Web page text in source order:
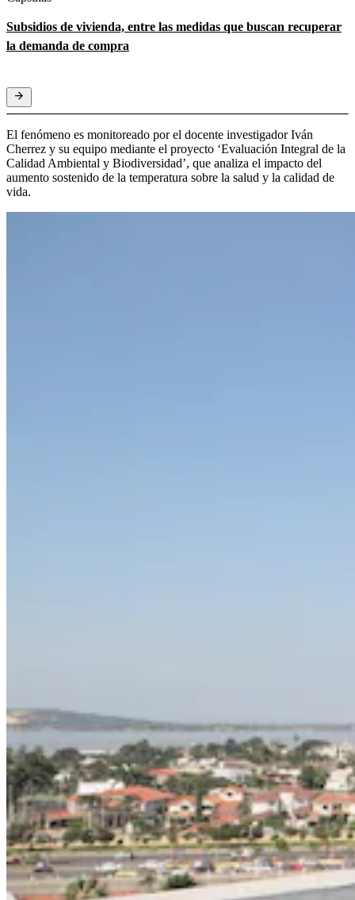
Subsidios de vivienda, entre las medidas que buscan recuperar
la demanda de compra
El fenómeno es monitoreado por el docente investigador Iván
Cherrez y su equipo mediante el proyecto ‘Evaluación Integral de la
Calidad Ambiental y Biodiversidad’, que analiza el impacto del
aumento sostenido de la temperatura sobre la salud y la calidad de
vida.